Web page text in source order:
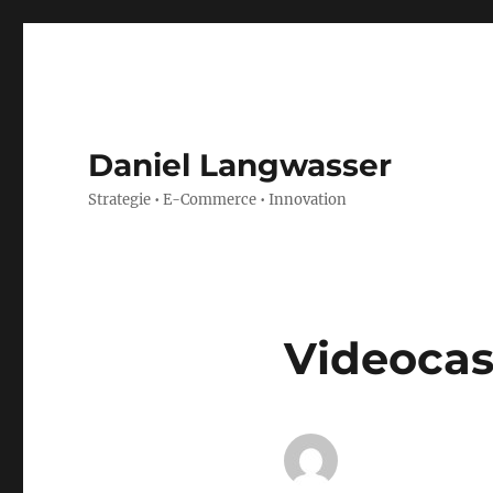
Daniel Langwasser
Strategie • E-Commerce • Innovation